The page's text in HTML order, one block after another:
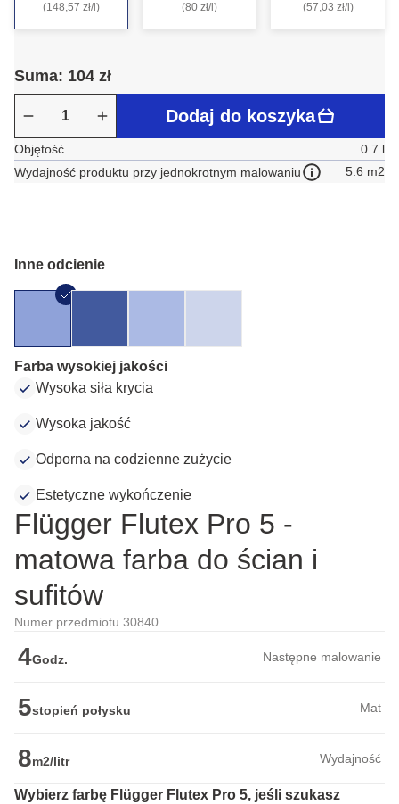
(148,57 zł/l) (80 zł/l) (57,03 zł/l)
Suma: 104 zł
Dodaj do koszyka
Objętość
0.7 l
Wydajność produktu przy jednokrotnym malowaniu
5.6 m2
Inne odcienie
Farba wysokiej jakości
Wysoka siła krycia
Wysoka jakość
Odporna na codzienne zużycie
Estetyczne wykończenie
Flügger Flutex Pro 5 -
matowa farba do ścian i
sufitów
Numer przedmiotu 30840
4Godz. Następne malowanie
5stopień połysku Mat
8m2/litr Wydajność
Wybierz farbę Flügger Flutex Pro 5, jeśli szukasz